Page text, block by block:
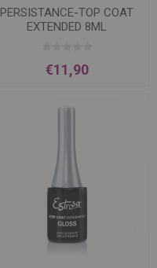
PERSISTANCE-TOP COAT
EXTENDED 8ML
€11,90